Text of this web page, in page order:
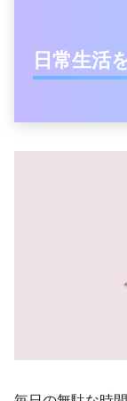
日常生活